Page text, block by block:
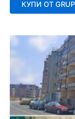
КУПИ ОТ